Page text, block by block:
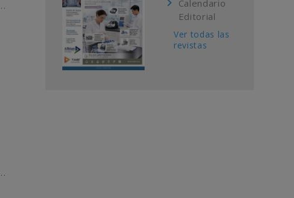
Calendario
Editorial
Ver todas las
revistas